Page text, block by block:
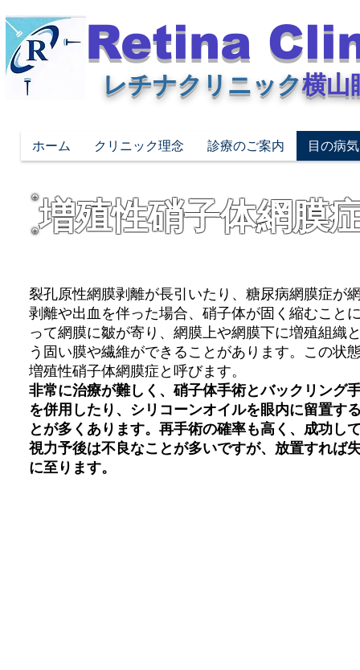
Retina
レチナクリニック横山
ホーム クリニック理念 診療のご案内 目の病
増殖性硝子体網膜
裂孔原性網膜剥離が長引いたり、糖尿病網膜症が
剥離や出血を伴った場合、硝子体が固く縮むこと
って網膜に皺が寄り、網膜上や網膜下に増殖組織
う固い膜や繊維ができることがあります。 この状
増殖性硝子体網膜症と呼びます。
非常に治療が難しく、硝子体手術とバックリング
を併用したり、シリコーンオイルを眼内に留置す
とが多くあります。 再手術の確率も高く、成功し
視力予後は不良なことが多いですが、放置すれば
に至ります。